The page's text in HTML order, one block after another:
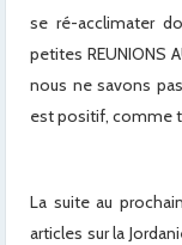
se ré-acclimater
petites REUNIONS
nous ne savons
est positif, comme
La suite au
articles sur la